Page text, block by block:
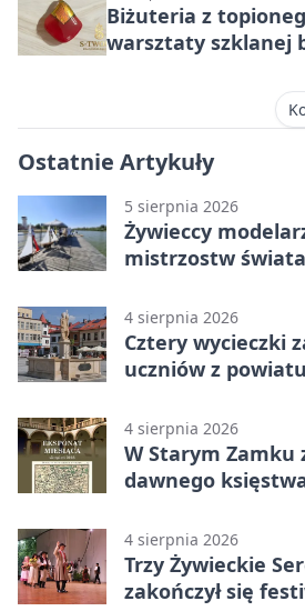
Biżuteria z
warsztaty szklanej
Ostatnie Artykuły
5 sierpnia 2026
Żywieccy
mistrzostw
4 sierpnia 2026
Cztery wycieczki
uczniów z
4 sierpnia 2026
W Starym Zamku
dawnego
4 sierpnia 2026
Trzy Żywieckie
zakończył się